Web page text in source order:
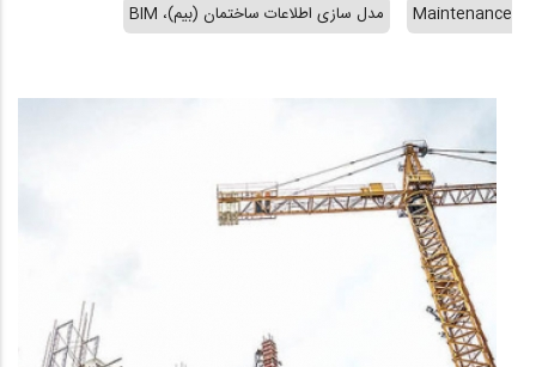
Maintenance
مدل سازی اطلاعات ساختمان (بیم)، BIM